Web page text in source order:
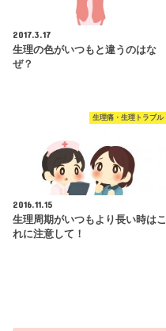
2017.3.17
生理の色がいつもと違うのはな
ぜ？
生理痛・生理トラブル
2016.11.15
生理周期がいつもより長い時はこ
れに注意して！